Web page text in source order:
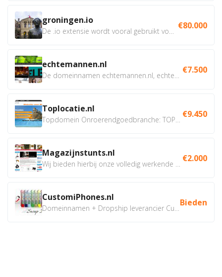
groningen.io €80.000
echtemannen.nl €7.500
Toplocatie.nl €9.450
Magazijnstunts.nl €2.000
CustomiPhones.nl Bieden